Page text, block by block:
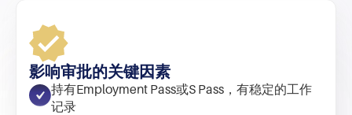
影响审批的关键因素
持有Employment Pass或S Pass，有稳定的工作
记录